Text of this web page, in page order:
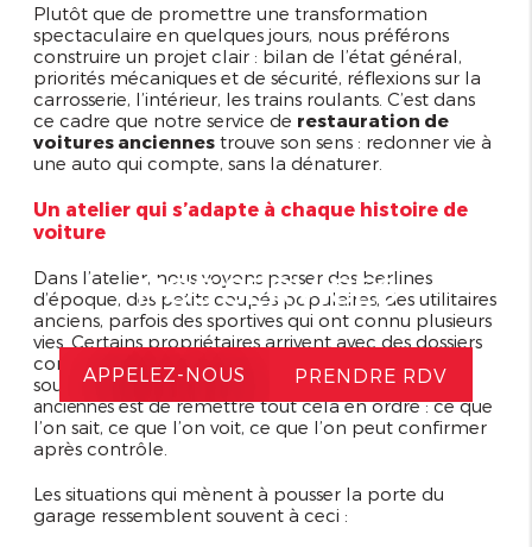
NOS SERVICES
APPELEZ-NOUS PRENDRE RDV
Plutôt que de promettre une transformation
spectaculaire en quelques jours, nous préférons
construire un projet clair : bilan de l’état général,
priorités mécaniques et de sécurité, réflexions sur la
carrosserie, l’intérieur, les trains roulants. C’est dans
ce cadre que notre service de restauration de
voitures anciennes trouve son sens : redonner vie à
une auto qui compte, sans la dénaturer.
Un atelier qui s’adapte à chaque histoire de
voiture
Dans l’atelier, nous voyons passer des berlines
d’époque, des petits coupés populaires, des utilitaires
anciens, parfois des sportives qui ont connu plusieurs
vies. Certains propriétaires arrivent avec des dossiers
complets, d’autres avec quelques photos et des
souvenirs. Le rôle de notre
atelier spécialisé voitures
anciennesest de remettre tout cela en ordre : ce que
l’on sait, ce que l’on voit, ce que l’on peut confirmer
après contrôle.
Les situations qui mènent à pousser la porte du
garage ressemblent souvent à ceci :